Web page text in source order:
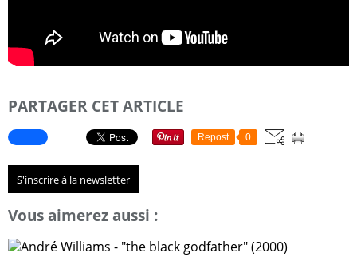
PARTAGER CET ARTICLE
Repost 0
S'inscrire à la newsletter
Vous aimerez aussi :